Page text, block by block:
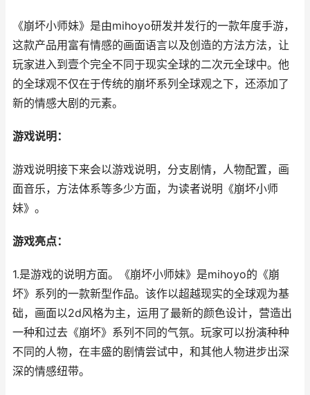
《崩坏小师妹》是由mihoyo研发并发行的一款年度手游，
这款产品用富有情感的画面语言以及创造的方法方法，让
玩家进入到壹个完全不同于现实全球的二次元全球中。他
的全球观不仅在于传统的崩坏系列全球观之下，还添加了
新的情感大剧的元素。
游戏说明：
游戏说明接下来会以游戏说明，分支剧情，人物配置，画
面音乐，方法体系等多少方面，为读者说明《崩坏小师
妹》。
游戏亮点：
1.是游戏的说明方面。《崩坏小师妹》是mihoyo的《崩
坏》系列的一款新型作品。该作以超越现实的全球观为基
础，画面以2d风格为主，运用了最新的颜色设计，营造出
一种和过去《崩坏》系列不同的气氛。玩家可以扮演种种
不同的人物，在丰盛的剧情尝试中，和其他人物进步出深
深的情感纽带。